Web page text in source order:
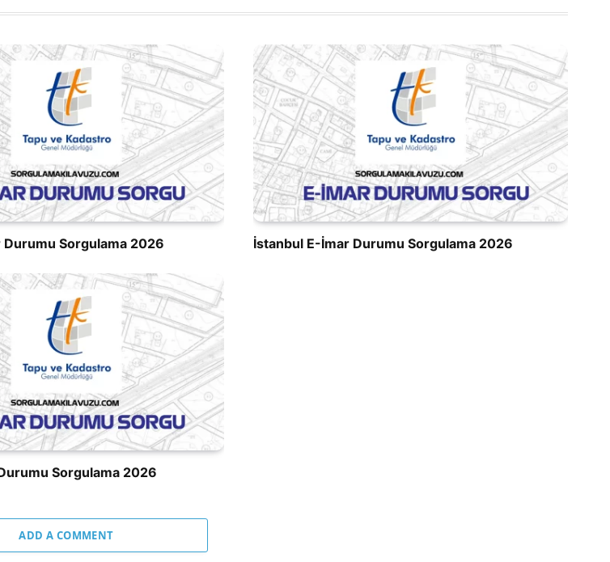
Durumu Sorgulama 2026 İstanbul E-İmar Durumu Sorgulama 2026
Sorgulama 2026
ADD A COMMENT